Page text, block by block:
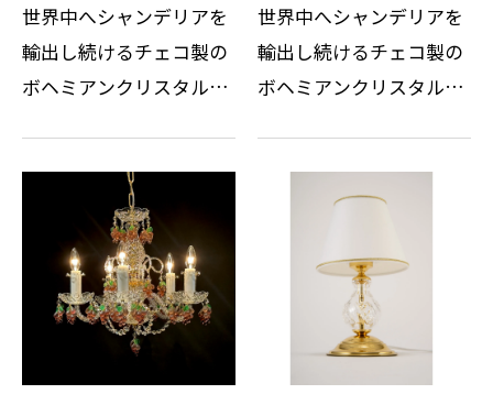
世界中へシャンデリアを
輸出し続けるチェコ製の
ボヘミアンクリスタルシ
トの技術はまさに職人の
技術と伝統の賜物です。
光の屈折と反射を考慮し
デザインさ…
世界中へシャンデリアを
輸出し続けるチェコ製の
ボヘミアンクリスタルシ
トの技術はまさに職人の
光の屈折と反射を考慮し
デザインさ…